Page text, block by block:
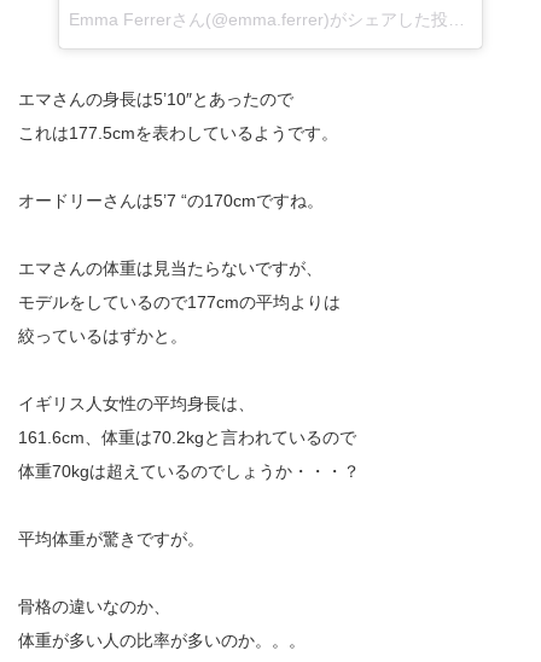
Emma Ferrerさん(@emma.ferrer)がシェアした投稿
エマさんの身長は5’10″とあったので
これは177.5cmを表わしているようです。
オードリーさんは5’7 “の170cmですね。
エマさんの体重は見当たらないですが、
モデルをしているので177cmの平均よりは
絞っているはずかと。
イギリス人女性の平均身長は、
161.6cm、体重は70.2kgと言われているので
体重70kgは超えているのでしょうか・・・？
平均体重が驚きですが。
骨格の違いなのか、
体重が多い人の比率が多いのか。。。